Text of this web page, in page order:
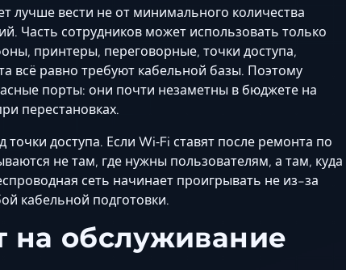
лучше вести не от минимального количества
Часть сотрудников может использовать только
принтеры, переговорные, точки доступа,
всё равно требуют кабельной базы. Поэтому
порты: они почти незаметны в бюджете на
перестановках.
доступа. Если Wi‑Fi ставят после ремонта по
не там, где нужны пользователям, а там, куда
сеть начинает проигрывать не из-за
кабельной подготовки.
на обслуживание